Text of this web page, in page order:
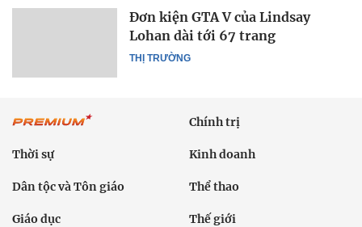
THỊ TRƯỜNG
Đơn kiện GTA V của Lindsay
Lohan dài tới 67 trang
Chính trị
Thời sự Kinh doanh
Dân tộc và Tôn giáo Thể thao
Giáo dục Thế giới